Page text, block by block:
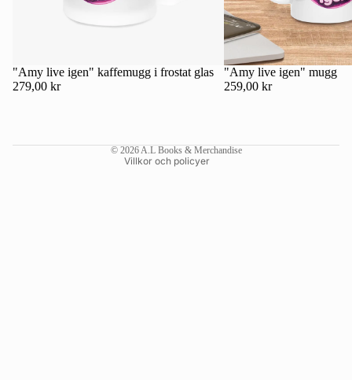
"Amy live igen" kaffemugg i frostat glas
279,00 kr
"Amy live igen" mugg
259,00 kr
© 2026A.L Books & Merchandise
Villkor och policyer
Integritetspolicy
Återbetalningspolicy